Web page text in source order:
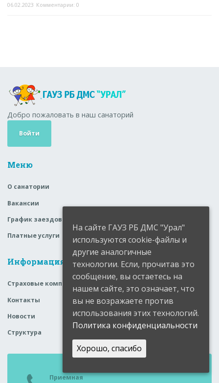
06.02.2023 Комментарии: 0
Добро пожаловать в наш санаторий
Войти
Меню
О санатории
Вакансии
График заездов
Платные услуги
Информация
Страховые компании
Контакты
Новости
Структура
Приемная
На сайте ГАУЗ РБ ДМС "Урал"
используются cookie-файлы и
другие аналогичные
технологии. Если, прочитав это
сообщение, вы остаетесь на
нашем сайте, это означает, что
вы не возражаете против
использования этих технологий.
Политика конфиденциальности
Хорошо, спасибо